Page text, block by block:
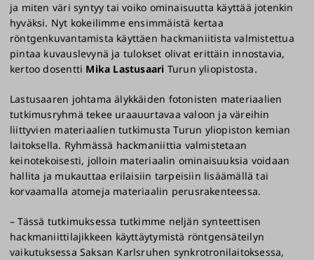
ja miten väri syntyy tai voiko ominaisuutta käyttää jotenkin
hyväksi. Nyt kokeilimme ensimmäistä kertaa
röntgenkuvantamista käyttäen hackmaniitista valmistettua
pintaa kuvauslevynä ja tulokset olivat erittäin innostavia,
kertoo dosentti Mika Lastusaari Turun yliopistosta.
Lastusaaren johtama älykkäiden fotonisten materiaalien
tutkimusryhmä tekee uraauurtavaa valoon ja väreihin
liittyvien materiaalien tutkimusta Turun yliopiston kemian
laitoksella. Ryhmässä hackmaniittia valmistetaan
keinotekoisesti, jolloin materiaalin ominaisuuksia voidaan
hallita ja mukauttaa erilaisiin tarpeisiin lisäämällä tai
korvaamalla atomeja materiaalin perusrakenteessa.
– Tässä tutkimuksessa tutkimme neljän synteettisen
hackmaniittilajikkeen käyttäytymistä röntgensäteilyn
vaikutuksessa Saksan Karlsruhen synkrotronilaitoksessa,